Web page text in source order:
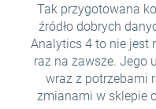
Tak przygotowana
źródło dobrych
Analytics 4 to nie jest
raz na zawsze. Jego
wraz z potrzebami
zmianami w sklepie